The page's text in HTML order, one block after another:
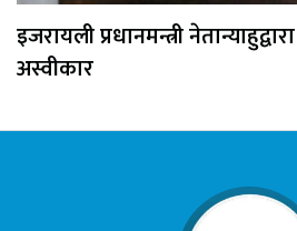
इजरायली प्रधानमन्त्री
अस्वीकार